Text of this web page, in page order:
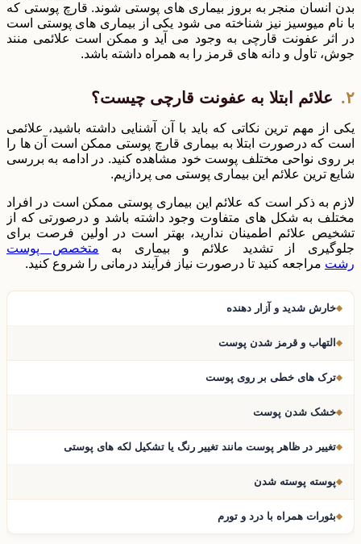
بدن انسان منجر به بروز بیماری های پوستی شوند. قارچ پوستی که
با نام میوسیز نیز شناخته می شود یکی از بیماری های پوستی است
در اثر عفونت قارچی به وجود می آید و ممکن است علائمی منند
جوش، تاول و دانه های قرمز را به همراه داشته باشد.
علائم ابتلا به عفونت قارچی چیست؟
یکی از مهم ترین نکاتی که باید با آن آشنایی داشته باشید، علائمی
است که درصورت ابتلا به بیماری قارچ پوستی ممکن است آن ها را
بر روی نواحی مختلف پوست خود مشاهده کنید. در ادامه به بررسی
شایع ترین علائم این بیماری پوستی می پردازیم.
لازم به ذکر است که علائم این بیماری پوستی ممکن است در افراد
مختلف به شکل های متفاوت وجود داشته باشد و درصورتی که از
تشخیص علائم اطمینان ندارید، بهتر است در اولین فرصت برای
جلوگیری از تشدید علائم و بیماری به متخصص پوست
رشت مراجعه کنید تا درصورت نیاز فرآیند درمانی را شروع کنید.
خارش شدید و آزار دهنده
التهاب و قرمز شدن پوست
ترک های خطی بر روی پوست
خشک شدن پوست
تغییر در ظاهر پوست مانند تغییر رنگ یا تشکیل لکه های پوستی
پوسته پوسته شدن
بثورات همراه با درد و تورم